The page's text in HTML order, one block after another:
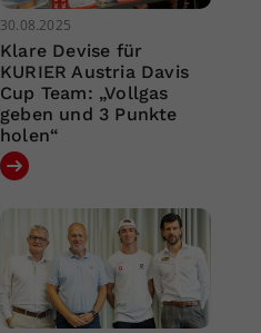
30.08.2025
Klare Devise für
KURIER Austria Davis
Cup Team: „Vollgas
geben und 3 Punkte
holen“